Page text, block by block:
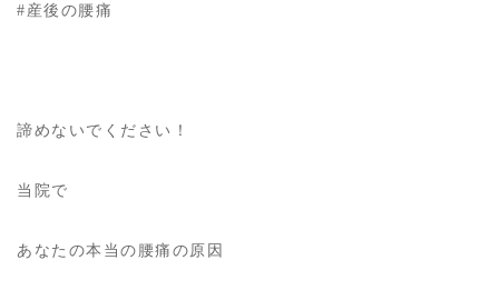
#産後の腰痛
諦めないでください！
当院で
あなたの本当の腰痛の原因